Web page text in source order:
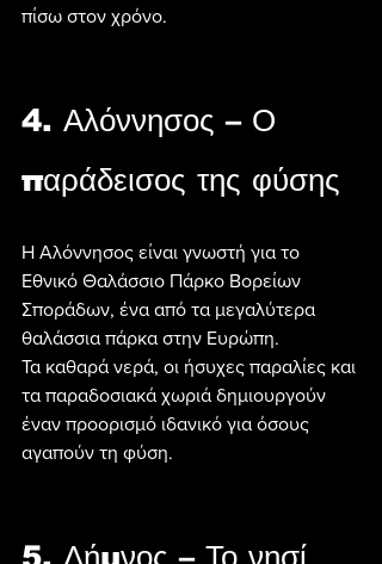
πίσω στον χρόνο.
4. Αλόννησος – Ο
παράδεισος της φύσης
Η Αλόννησος είναι γνωστή για το
Εθνικό Θαλάσσιο Πάρκο Βορείων
Σποράδων, ένα από τα μεγαλύτερα
θαλάσσια πάρκα στην Ευρώπη.
Τα καθαρά νερά, οι ήσυχες παραλίες και
τα παραδοσιακά χωριά δημιουργούν
έναν προορισμό ιδανικό για όσους
αγαπούν τη φύση.
5. Λήμνος – Το νησί